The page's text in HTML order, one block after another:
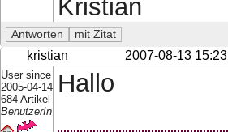
Kristian
kristian 2007-08-13 15:23
User since
2005-04-14
684 Artikel
BenutzerIn
Hallo